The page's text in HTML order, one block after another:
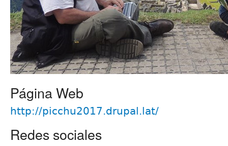
Página Web
http://picchu2017.drupal.lat/
Redes sociales